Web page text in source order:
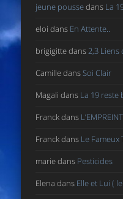
jeune poussedans La
eloi dans En Attente..
brigigittedans 2,3 Liens
Camilledans Soi Clair
Magali dans La 19
Franckdans
Franckdans Le Fameux
mariedans Pesticides
Elena dans Elle et Lui (